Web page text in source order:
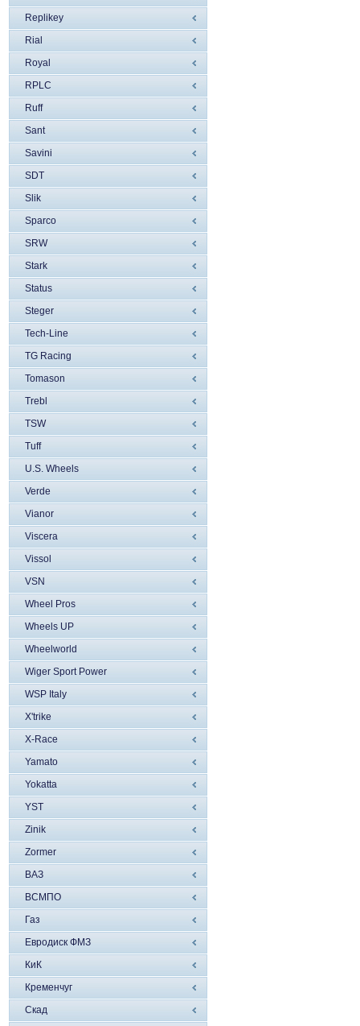
Replikey
Rial
Royal
RPLC
Ruff
Sant
Savini
SDT
Slik
Sparco
SRW
Stark
Status
Steger
Tech-Line
TG Racing
Tomason
Trebl
TSW
Tuff
U.S. Wheels
Verde
Vianor
Viscera
Vissol
VSN
Wheel Pros
Wheels UP
Wheelworld
Wiger Sport Power
WSP Italy
X'trike
X-Race
Yamato
Yokatta
YST
Zinik
Zormer
ВАЗ
ВСМПО
Газ
Евродиск ФМЗ
КиК
Кременчуг
Скад